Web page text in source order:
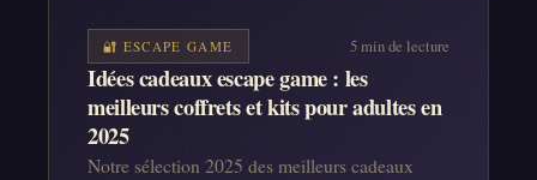
🔐 ESCAPE GAME 5min de lecture
Idées cadeaux escape game : les
meilleurs coffrets et kits pour adultes en
2025
Notre sélection 2025 des meilleurs cadeaux